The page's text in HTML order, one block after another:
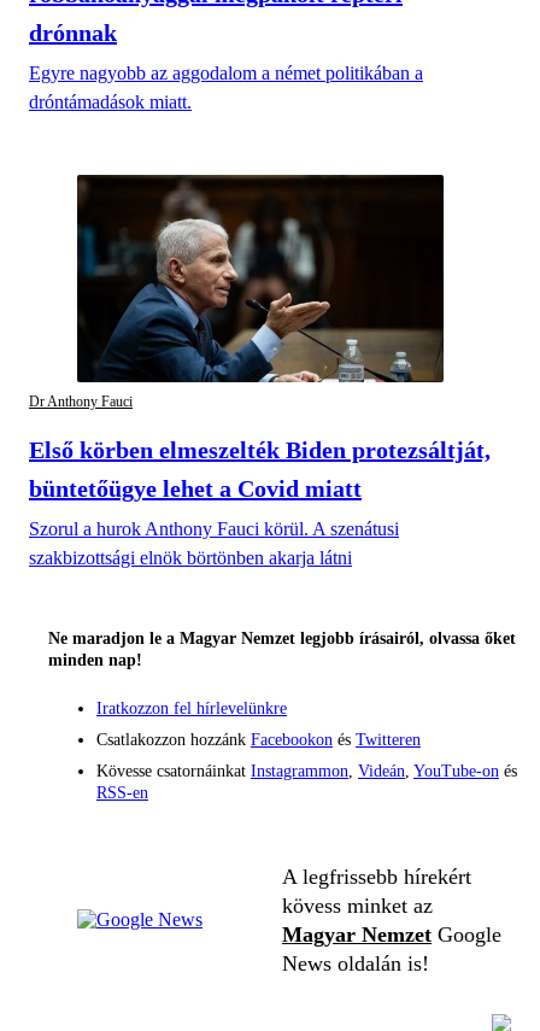
drónnak
Egyre nagyobb az aggodalom a német politikában a
dróntámadások miatt.
Dr Anthony Fauci
Első körben elmeszelték Biden protezsáltját,
büntetőügye lehet a Covid miatt
Szorul a hurok Anthony Fauci körül. A szenátusi
szakbizottsági elnök börtönben akarja látni
Ne maradjon le a Magyar Nemzet legjobb írásairól, olvassa őket
minden nap!
Iratkozzon fel hírlevelünkre
Csatlakozzon hozzánk Facebookon és Twitteren
Kövesse csatornáinkat Instagrammon, Videán, YouTube-on és
RSS-en
A legfrissebb hírekért
kövess minket az
Magyar Nemzet Google
News oldalán is!